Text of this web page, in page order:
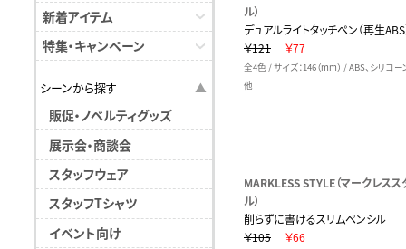
新着アイテム
特集・キャンペーン
シーンから探す
販促・ノベルティグッズ
展示会・商談会
スタッフウェア
スタッフTシャツ
イベント向け
ル）
デュアルライトタッチペン（再生ABS
￥121
￥77
全4色 / サイズ：146（mm） / ABS、シリコ
他
MARKLESS STYLE（マークレスス
ル）
削らずに書けるスリムペンシル
￥105
￥66